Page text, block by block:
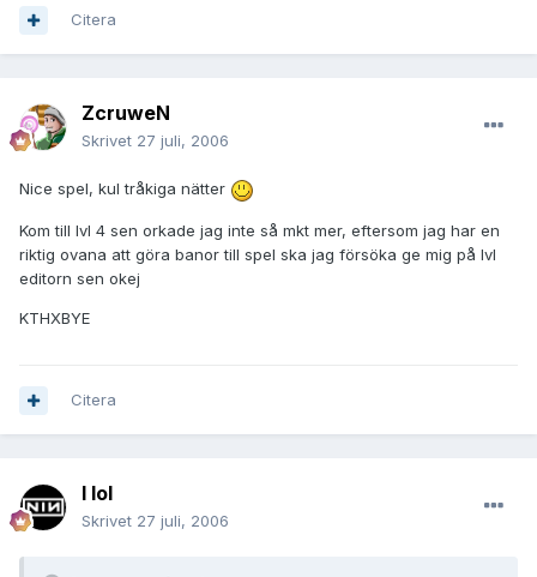
Citera
ZcruweN
Skrivet 27 juli, 2006
Nice spel, kul tråkiga nätter
Kom till lvl 4 sen orkade jag inte så mkt mer, eftersom jag har en
riktig ovana att göra banor till spel ska jag försöka ge mig på lvl
editorn sen okej
KTHXBYE
Citera
I lol
Skrivet 27 juli, 2006